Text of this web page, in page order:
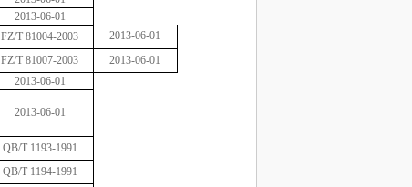
2013-06-01
FZ/T 81004-2003
2013-06-01
FZ/T 81007-2003
2013-06-01
2013-06-01
2013-06-01
QB/T 1193-1991
QB/T 1194-1991